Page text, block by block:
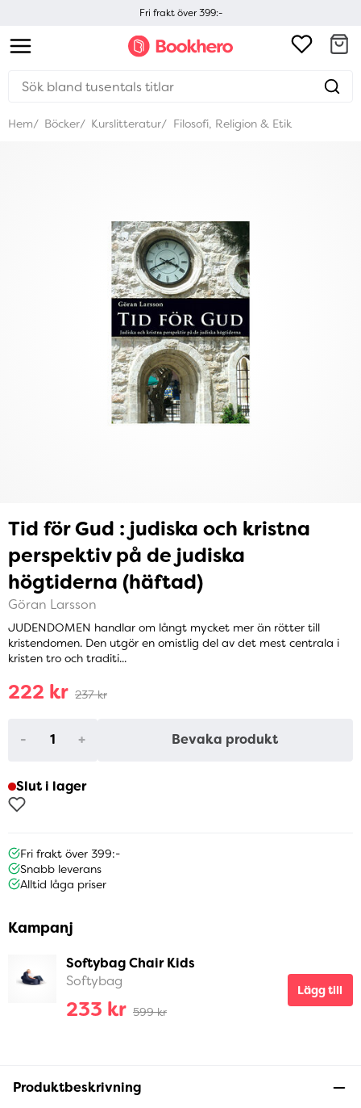
Fri frakt över 399:-
Hem Böcker Kurslitteratur Filosofi, Religion & Etik
Tid för Gud : judiska och kristna
perspektiv på de judiska
högtiderna (häftad)
Göran Larsson
JUDENDOMEN handlar om långt mycket mer än rötter till
kristendomen. Den utgör en omistlig del av det mest centrala i
kristen tro och traditi...
222 kr 237 kr
- + Bevaka produkt
Slut i lager
Fri frakt över 399:-
Snabb leverans
Alltid låga priser
Kampanj
Softybag Chair Kids
Softybag
233 kr 599 kr
Lägg till
Produktbeskrivning